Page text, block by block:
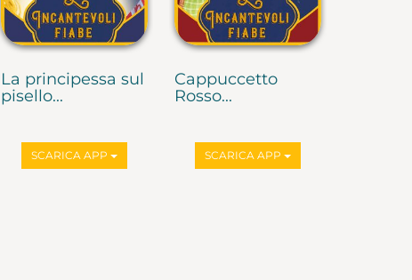
La principessa sul
pisello...
SCARICA APP
Cappuccetto
Rosso...
SCARICA APP